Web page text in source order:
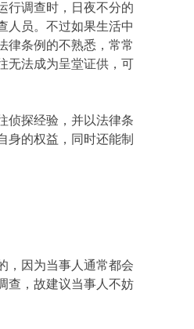
行调查时，日夜不分的
人员。不过如果生活中
律条例的不熟悉，常常
法成为呈堂证供，可
侦探经验，并以法律条
身的权益，同时还能制
，因为当事人通常都会
查，故建议当事人不妨